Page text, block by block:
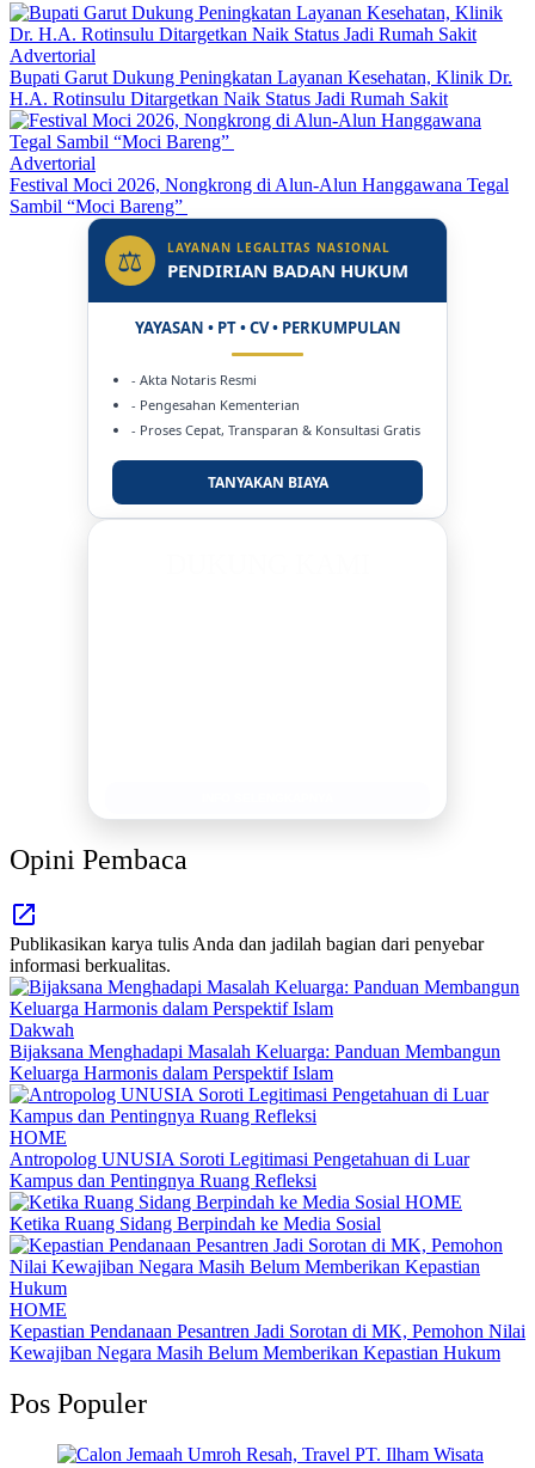
Advertorial
Bupati Garut Dukung Peningkatan Layanan Kesehatan, Klinik Dr.
H.A. Rotinsulu Ditargetkan Naik Status Jadi Rumah Sakit
Advertorial
Festival Moci 2026, Nongkrong di Alun-Alun Hanggawana Tegal
Sambil “Moci Bareng”
⚖ LAYANAN LEGALITAS NASIONAL
PENDIRIAN BADAN HUKUM
YAYASAN • PT • CV • PERKUMPULAN
- Akta Notaris Resmi
- Pengesahan Kementerian
- Proses Cepat, Transparan & Konsultasi Gratis
TANYAKAN BIAYA
Opini Pembaca
Publikasikan karya tulis Anda dan jadilah bagian dari penyebar
informasi berkualitas.
Dakwah
Bijaksana Menghadapi Masalah Keluarga: Panduan Membangun
Keluarga Harmonis dalam Perspektif Islam
HOME
Antropolog UNUSIA Soroti Legitimasi Pengetahuan di Luar
Kampus dan Pentingnya Ruang Refleksi
HOME
Ketika Ruang Sidang Berpindah ke Media Sosial
HOME
Kepastian Pendanaan Pesantren Jadi Sorotan di MK, Pemohon Nilai
Kewajiban Negara Masih Belum Memberikan Kepastian Hukum
Pos Populer